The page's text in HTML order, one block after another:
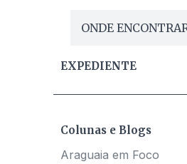
ONDE
EXPEDIENTE
Colunas e Blogs
Araguaia em Foco